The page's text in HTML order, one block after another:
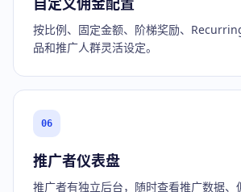
按比例、固定金额、阶梯奖励、
品和推广人群灵活设定。
06
推广者仪表盘
推广者有独立后台，随时查看推广数据、